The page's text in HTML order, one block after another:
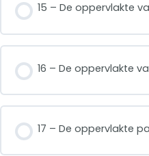
15 – De oppervlakte
16 – De oppervlakte
17 – De oppervlakte